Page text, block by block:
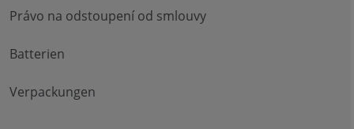
Právo na odstoupení od smlouvy
Batterien
Verpackungen